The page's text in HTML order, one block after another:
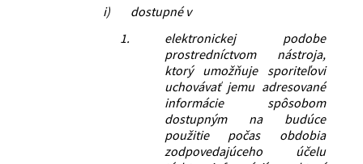
i)
dostupné v
1.
elektronickej podobe
prostredníctvom nástroja,
ktorý umožňuje sporiteľovi
uchovávať jemu adresované
informácie spôsobom
dostupným na budúce
použitie počas obdobia
zodpovedajúceho účelu